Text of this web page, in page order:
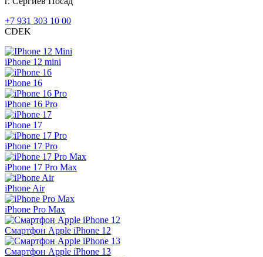
+7 931 303 10 00
CDEK
iPhone 12 mini
iPhone 16
iPhone 16 Pro
iPhone 17
iPhone 17 Pro
iPhone 17 Pro Max
iPhone Air
iPhone Pro Max
Смартфон Apple iPhone 12
Смартфон Apple iPhone 13